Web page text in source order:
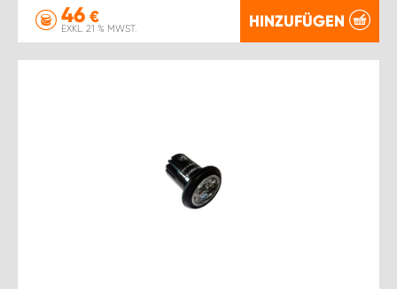
46 €
EXKL. 21 % MWST. HINZUFÜGEN